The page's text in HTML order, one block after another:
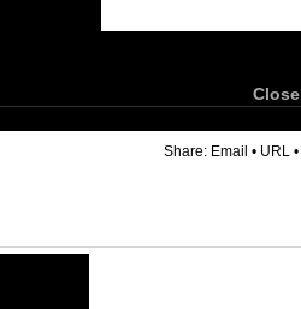
Close
Share: Email • URL •